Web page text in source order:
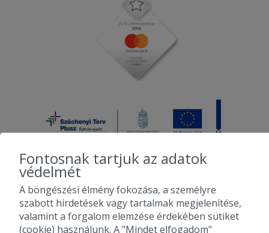
2010-2026 Copyright - Falatozz.hu - Diston-line Kft.
Pizza, gyros, hamburger, menük kedvező áron, egy helyen az összes
Fontosnak tartjuk az adatok
védelmét
A böngészési élmény fokozása, a személyre
szabott hirdetések vagy tartalmak megjelenítése,
valamint a forgalom elemzése érdekében sütiket
(cookie) használunk. A "Mindet elfogadom"